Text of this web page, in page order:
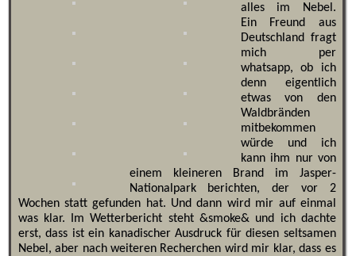
alles im Nebel.
Ein Freund aus
Deutschland fragt
mich per
whatsapp, ob ich
denn eigentlich
etwas von den
Waldbränden
mitbekommen
würde und ich
kann ihm nur von
einem kleineren Brand im Jasper-
Nationalpark berichten, der vor 2
Wochen statt gefunden hat. Und dann wird mir auf einmal
was klar. Im Wetterbericht steht &smoke& und ich dachte
erst, dass ist ein kanadischer Ausdruck für diesen seltsamen
Nebel, aber nach weiteren Recherchen wird mir klar, dass es